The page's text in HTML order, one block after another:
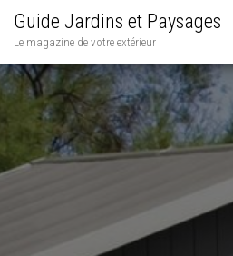
Guide Jardins et Paysages
Le magazine de votre extérieur